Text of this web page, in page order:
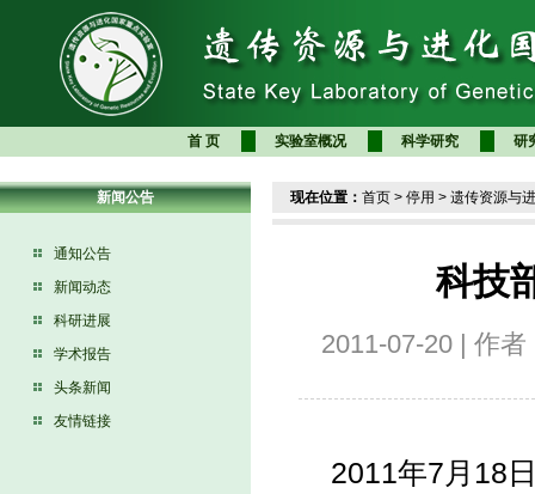
首 页 实验室概况 科学研究 研
新闻公告
通知公告
新闻动态
科研进展
学术报告
头条新闻
友情链接
现在位置： 首页 > 停用 > 遗传资源与
科技
2011-07-20 | 作
2011年7月18